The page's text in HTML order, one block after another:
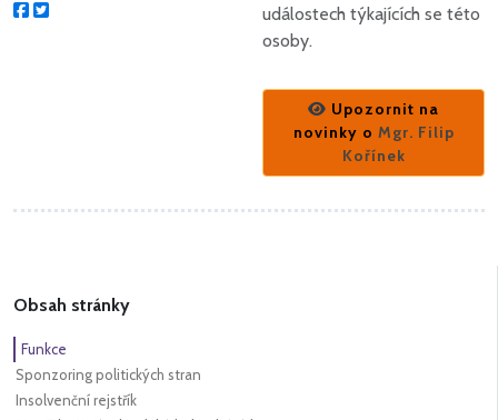
událostech týkajících se této
osoby.
Upozornit na
novinky o Mgr. Filip
Kořínek
Obsah stránky
Funkce
Sponzoring politických stran
Insolvenční rejstřík